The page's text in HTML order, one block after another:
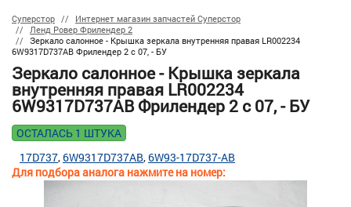
Суперстор
Интернет магазин запчастей Суперстор
Ленд Ровер Фрилендер 2
Зеркало салонное - Крышка зеркала внутренняя правая LR002234
6W9317D737AB Фрилендер 2 с 07, - БУ
Зеркало салонное - Крышка зеркала
внутренняя правая LR002234
6W9317D737AB Фрилендер 2 с 07, - БУ
ОСТАЛАСЬ 1 ШТУКА
Для подбора аналога нажмите на номер:
17D737 6W9317D737AB 6W93-17D737-AB